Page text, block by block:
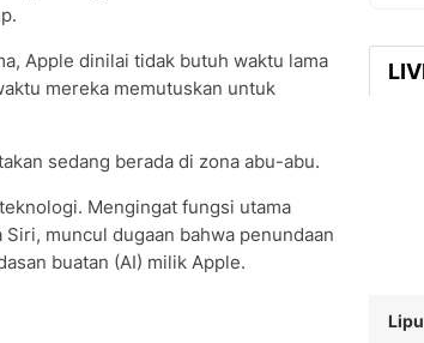
Apple dinilai tidak butuh waktu lama
mereka memutuskan untuk
sedang berada di zona abu-abu.
Mengingat fungsi utama
muncul dugaan bahwa penundaan
buatan (AI) milik Apple.